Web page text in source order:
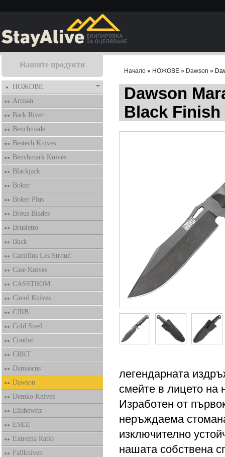
Нашите продукти
НОЖОВЕ
Artisan
Bark River
Benchmade
Bestech Knives
Benchmark Knives
Blackjack
Boker
Boker Plus
Brous Blades
Brusletto
Buck
Camillus Les Stroud
Case Knives
CASSTROM
Cavol Knives
CJRB
Cold Steel
Condor
CRKT
Damascus
Dawson
Demko Knives
Elishewitz
ESEE
Extrema Ratio
Fallkniven
Начало» НОЖОВЕ» Dawson »
Dawson
Black Finish
легендарната
смейте в лицето на
Изработен от
неръждаема
изключително
нашата собствена